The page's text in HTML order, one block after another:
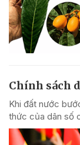
Chính sách
Khi đất nước
thức của dân số